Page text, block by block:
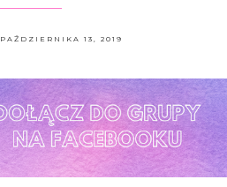
PAŹDZIERNIKA 13, 2019